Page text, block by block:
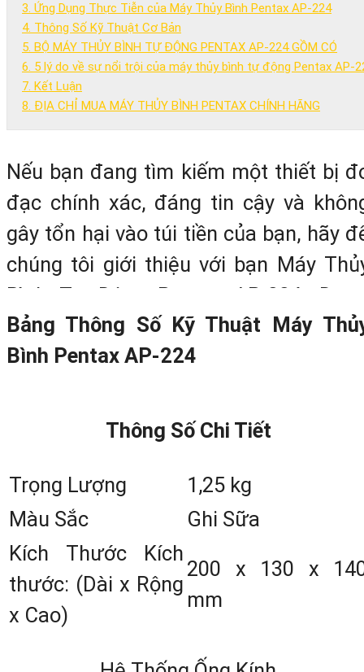
3. Ứng Dụng Thực Tiễn của Máy Thủy Bình Pentax AP-224
4. Thông Số Kỹ Thuật Cơ Bản
5. BỘ MÁY THỦY BÌNH TỰ ĐỘNG PENTAX AP-224 GỒM CÓ
6. 5 lý do về sự nổi trội của máy thủy bình tự động Pentax AP-
7. Kết Luận
8. ĐỊA CHỈ MUA MÁY THỦY BÌNH PENTAX CHÍNH HÃNG
Nếu bạn đang tìm kiếm một thiết bị
đạc chính xác, đáng tin cậy và
gây tổn hại vào túi tiền của bạn, hãy
chúng tôi giới thiệu với bạn Máy
Bình Tự Động Pentax AP-224.
sản xuất bởi thương hiệu PENTAX
Nhật Bản nổi tiếng,
nổi bật đáng chú ý.
Bảng Thông Số Kỹ Thuật Máy
Bình Pentax AP-224
Thông SốChi Tiết
Trọng Lượng
1,25 kg
Màu Sắc
Ghi Sữa
Kích Thước Kích
thước: (Dài x Rộng
x Cao)
200 x 130 x
mm